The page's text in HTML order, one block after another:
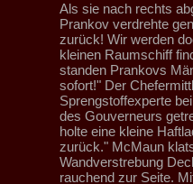
Als sie nach rechts
Prankov verdrehte
zurück! Wir werden
kleinen Raumschiff
standen Prankovs
sofort!" Der
Sprengstoffexperte
des Gouverneurs
holte eine kleine
zurück." McMaun
Wandverstrebung
rauchend zur Seite.